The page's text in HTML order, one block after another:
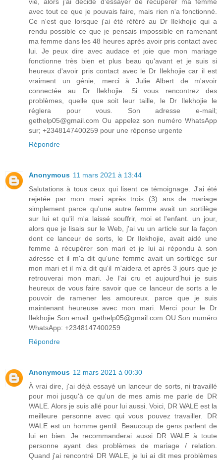
avec tout ce que je pouvais faire, mais rien n'a fonctionné.
Ce n'est que lorsque j'ai été référé au Dr Ilekhojie qui a
rendu possible ce que je pensais impossible en ramenant
ma femme dans les 48 heures après avoir pris contact avec
lui. Je peux dire avec audace et joie que mon mariage
fonctionne très bien et plus beau qu'avant et je suis si
heureux d'avoir pris contact avec le Dr Ilekhojie car il est
vraiment un génie, merci à Julie Albert de m'avoir
connectée au Dr Ilekhojie. Si vous rencontrez des
problèmes, quelle que soit leur taille, le Dr Ilekhojie le
réglera pour vous. Son adresse e-mail;
gethelp05@gmail.com Ou appelez son numéro WhatsApp
sur; +2348147400259 pour une réponse urgente
Répondre
Anonymous 11 mars 2021 à 13:44
Salutations à tous ceux qui lisent ce témoignage. J'ai été
rejetée par mon mari après trois (3) ans de mariage
simplement parce qu'une autre femme avait un sortilège
sur lui et qu'il m'a laissé souffrir, moi et l'enfant. un jour,
alors que je lisais sur le Web, j'ai vu un article sur la façon
dont ce lanceur de sorts, le Dr Ilekhojie, avait aidé une
femme à récupérer son mari et je lui ai répondu à son
adresse et il m'a dit qu'une femme avait un sortilège sur
mon mari et il m'a dit qu'il m'aidera et après 3 jours que je
retrouverai mon mari. Je l'ai cru et aujourd'hui je suis
heureux de vous faire savoir que ce lanceur de sorts a le
pouvoir de ramener les amoureux. parce que je suis
maintenant heureuse avec mon mari. Merci pour le Dr
Ilekhojie Son email: gethelp05@gmail.com OU Son numéro
WhatsApp: +2348147400259
Répondre
Anonymous 12 mars 2021 à 00:30
À vrai dire, j'ai déjà essayé un lanceur de sorts, ni travaillé
pour moi jusqu'à ce qu'un de mes amis me parle de DR
WALE. Alors je suis allé pour lui aussi. Voici, DR WALE est la
meilleure personne avec qui vous pouvez travailler. DR
WALE est un homme gentil. Beaucoup de gens parlent de
lui en bien. Je recommanderai aussi DR WALE à toute
personne ayant des problèmes de mariage / relation.
Quand j'ai rencontré DR WALE, je lui ai dit mes problèmes